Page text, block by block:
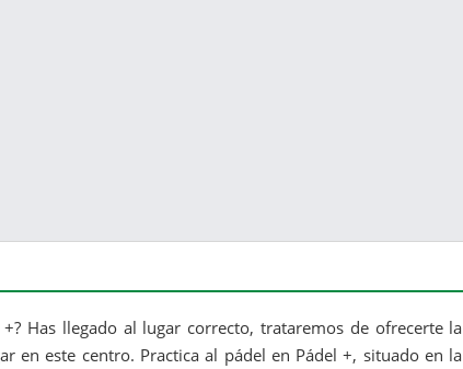
Has llegado al lugar correcto, trataremos de ofrecerte la
en este centro. Practica al pádel en Pádel +, situado en la